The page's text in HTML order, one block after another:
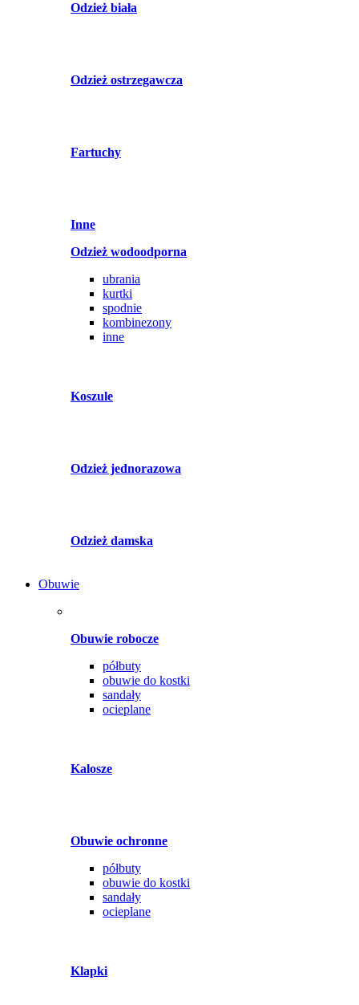
Odzież biała
Odzież ostrzegawcza
Fartuchy
Inne
Odzież wodoodporna
ubrania
kurtki
spodnie
kombinezony
inne
Koszule
Odzież jednorazowa
Odzież damska
Obuwie
Obuwie robocze
półbuty
obuwie do kostki
sandały
ocieplane
Kalosze
Obuwie ochronne
półbuty
obuwie do kostki
sandały
ocieplane
Klapki